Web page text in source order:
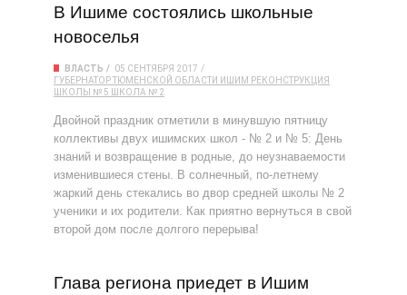
В Ишиме состоялись школьные
новоселья
ВЛАСТЬ
05 СЕНТЯБРЯ 2017
ГУБЕРНАТОР ТЮМЕНСКОЙ ОБЛАСТИ ИШИМ РЕКОНСТРУКЦИЯ
ШКОЛЫ № 5
ШКОЛА № 2
Двойной праздник отметили в минувшую пятницу
коллективы двух ишимских школ - № 2 и № 5: День
знаний и возвращение в родные, до неузнаваемости
изменившиеся стены. В солнечный, по-летнему
жаркий день стекались во двор средней школы № 2
ученики и их родители. Как приятно вернуться в свой
второй дом после долгого перерыва!
Глава региона приедет в Ишим